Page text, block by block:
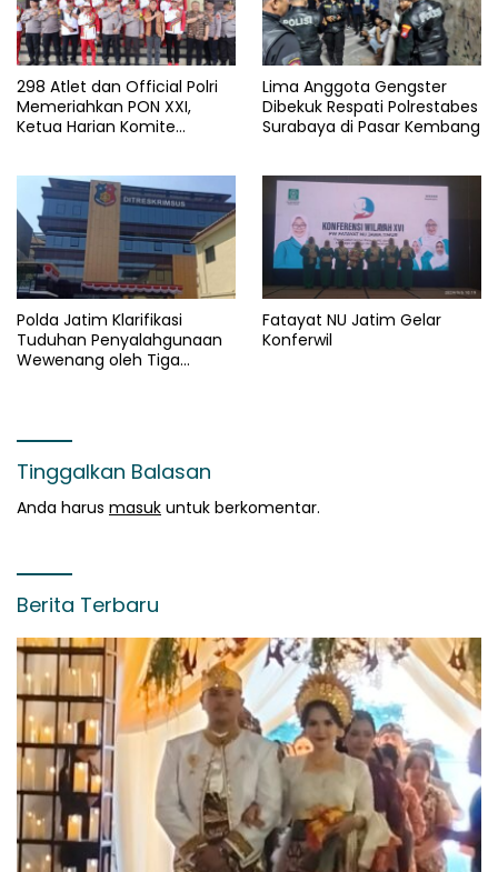
298 Atlet dan Official Polri
Memeriahkan PON XXI,
Ketua Harian Komite
Olahraga
Lima Anggota Gengster
Dibekuk Respati Polrestabes
Surabaya di Pasar Kembang
Polda Jatim Klarifikasi
Tuduhan Penyalahgunaan
Wewenang oleh Tiga
Fatayat NU Jatim Gelar
Konferwil
Tinggalkan Balasan
Anda harus masuk untuk berkomentar.
Berita Terbaru